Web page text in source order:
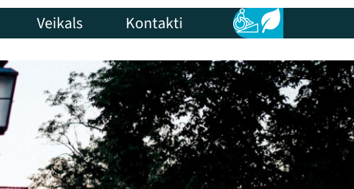
Veikals Kontakti Pieejamība
Ilgtspēja